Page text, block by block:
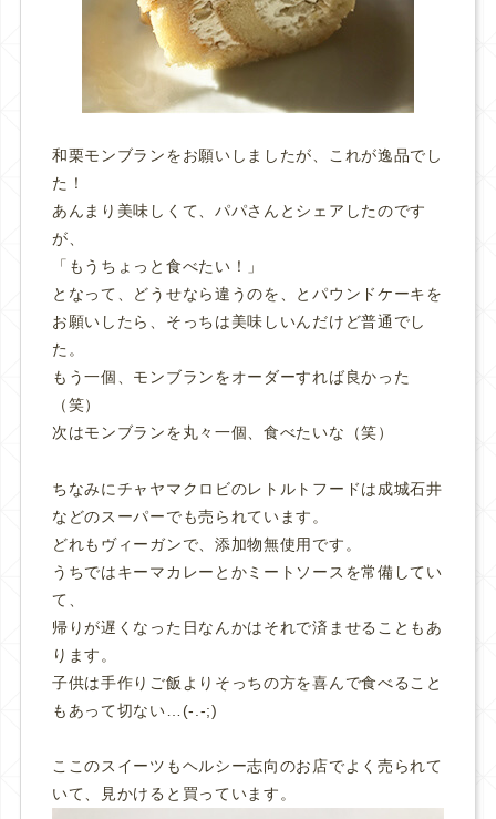
和栗モンブランをお願いしましたが、これが逸品でし
た！
あんまり美味しくて、パパさんとシェアしたのです
が、
「もうちょっと食べたい！」
となって、どうせなら違うのを、とパウンドケーキを
お願いしたら、そっちは美味しいんだけど普通でし
た。
もう一個、モンブランをオーダーすれば良かった
（笑）
次はモンブランを丸々一個、食べたいな（笑）
ちなみにチャヤマクロビのレトルトフードは成城石井
などのスーパーでも売られています。
どれもヴィーガンで、添加物無使用です。
うちではキーマカレーとかミートソースを常備してい
て、
帰りが遅くなった日なんかはそれで済ませることもあ
ります。
子供は手作りご飯よりそっちの方を喜んで食べること
もあって切ない…(-.-;)
ここのスイーツもヘルシー志向のお店でよく売られて
いて、見かけると買っています。